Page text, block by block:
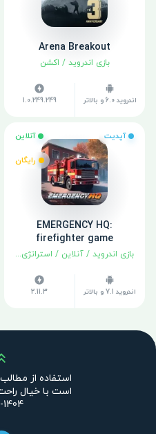
Arena Breakout
بازی اندروید / اکشن
اندروید 6.0 و بالاتر 1.0.249.249
آپدیت آنلاین
رایگان
EMERGENCY HQ:
firefighter game
بازی اندروید / آنلاین / استراتژی/
اندروید 7.1 و بالاتر 2.11.3
استفاده از
است با خیال
1404-1405